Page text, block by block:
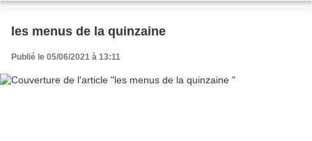
les menus de la quinzaine
Publié le 05/06/2021 à 13:11